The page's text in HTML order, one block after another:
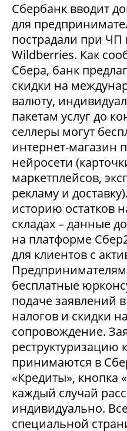
Сбербанк вводит
для
пострадали при ЧП
Wildberries. Как
Сбера, банк
скидки на
валюту,
пакетам услуг до
селлеры могут
интернет-
нейросети
маркетплейсов,
рекламу и
историю остатков
складах – данные
на платформе
для клиентов с
бесплатные
подаче заявлений
налогов и скидки
сопровождение.
реструктуризацию
принимаются в
«Кредиты», кнопка
каждый случай
индивидуально.
специальной